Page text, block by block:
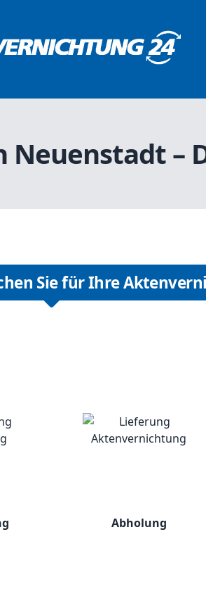
–
Sie für Ihre
Abholung